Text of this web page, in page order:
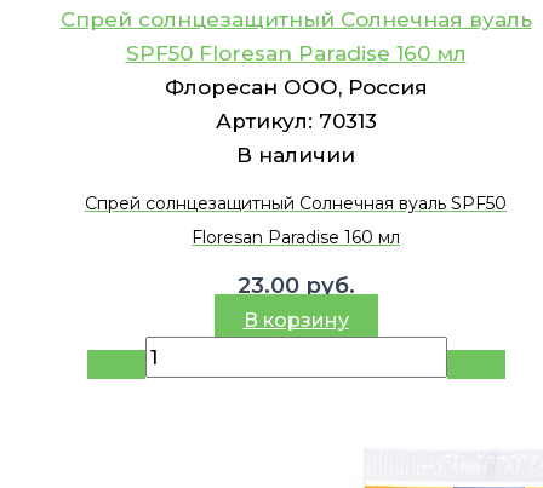
Спрей солнцезащитный Солнечная вуаль
SPF50 Floresan Paradise 160 мл
Флоресан ООО, Россия
Артикул: 70313
В наличии
Спрей солнцезащитный Солнечная вуаль SPF50
Floresan Paradise 160 мл
23.00 руб.
В корзину